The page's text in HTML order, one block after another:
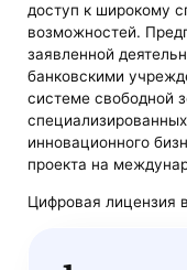
доступ к широкому
возможностей.
заявленной
банковскими
системе свободной
инновационного
проекта на
Цифровая лицензия